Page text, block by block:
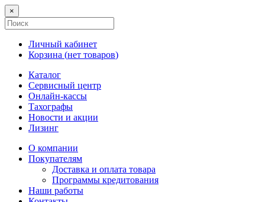
×
Личный кабинет
Корзина (нет товаров)
Каталог
Сервисный центр
Онлайн-кассы
Тахографы
Новости и акции
Лизинг
О компании
Покупателям
Доставка и оплата товара
Программы кредитования
Наши работы